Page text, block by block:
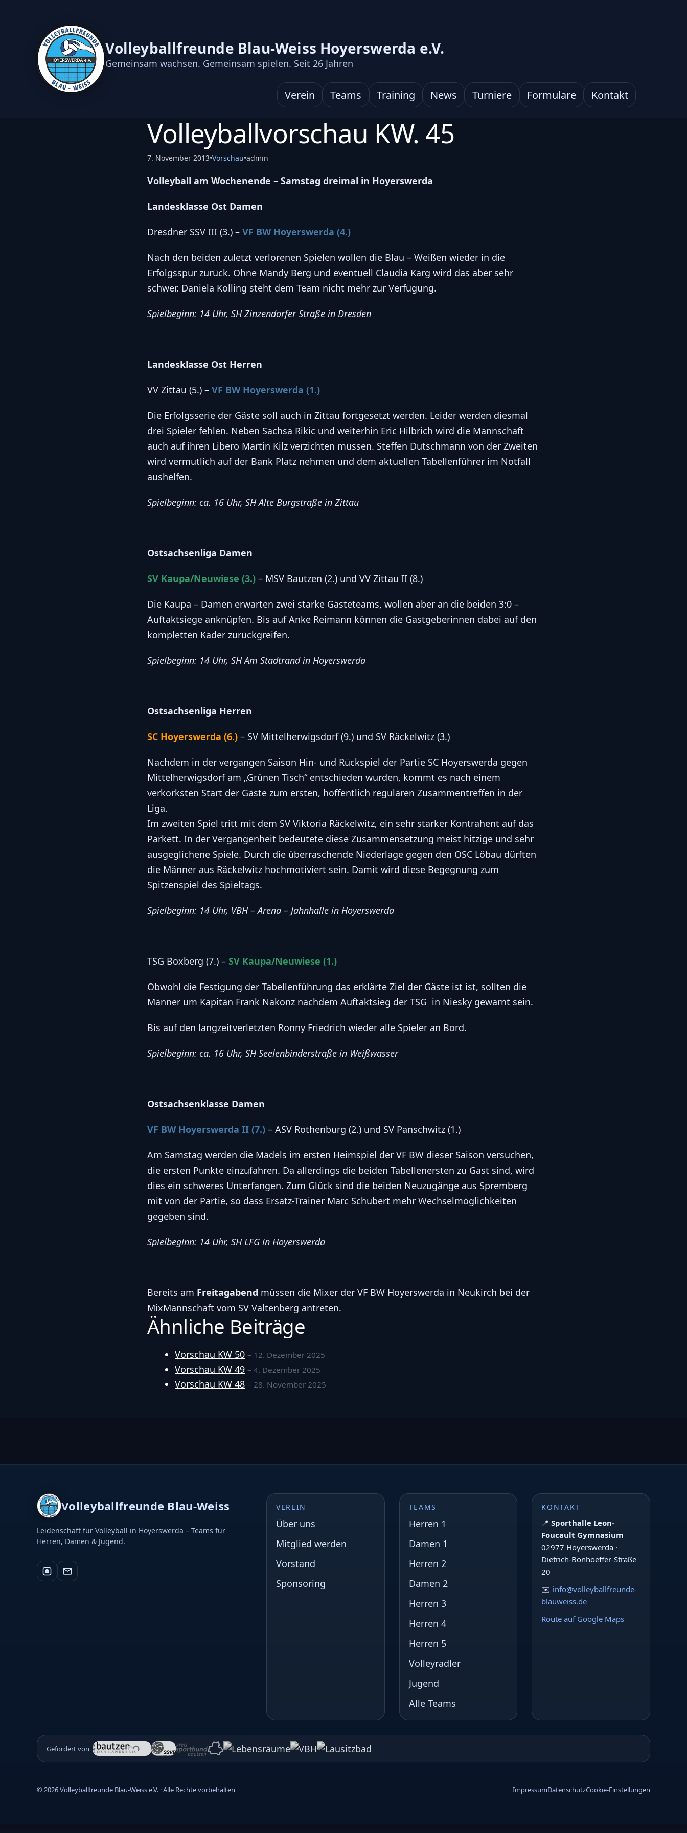
Volleyballfreunde Blau-Weiss Hoyerswerda e.V.
Gemeinsam wachsen. Gemeinsam spielen. Seit 26 Jahren
Verein Teams Training News Turniere Formulare Kontakt
Volleyballvorschau KW. 45
7. November 2013•Vorschau•admin
Volleyball am Wochenende – Samstag dreimal in Hoyerswerda
Landesklasse Ost Damen
Dresdner SSV III (3.) – VF BW Hoyerswerda (4.)
Nach den beiden zuletzt verlorenen Spielen wollen die Blau – Weißen wieder in die
Erfolgsspur zurück. Ohne Mandy Berg und eventuell Claudia Karg wird das aber sehr
schwer. Daniela Kölling steht dem Team nicht mehr zur Verfügung.
Spielbeginn: 14 Uhr, SH Zinzendorfer Straße in Dresden
Landesklasse Ost Herren
VV Zittau (5.) – VF BW Hoyerswerda (1.)
Die Erfolgsserie der Gäste soll auch in Zittau fortgesetzt werden. Leider werden diesmal
drei Spieler fehlen. Neben Sachsa Rikic und weiterhin Eric Hilbrich wird die Mannschaft
auch auf ihren Libero Martin Kilz verzichten müssen. Steffen Dutschmann von der Zweiten
wird vermutlich auf der Bank Platz nehmen und dem aktuellen Tabellenführer im Notfall
aushelfen.
Spielbeginn: ca. 16 Uhr, SH Alte Burgstraße in Zittau
Ostsachsenliga Damen
SV Kaupa/Neuwiese (3.) – MSV Bautzen (2.) und VV Zittau II (8.)
Die Kaupa – Damen erwarten zwei starke Gästeteams, wollen aber an die beiden 3:0 –
Auftaktsiege anknüpfen. Bis auf Anke Reimann können die Gastgeberinnen dabei auf den
kompletten Kader zurückgreifen.
Spielbeginn: 14 Uhr, SH Am Stadtrand in Hoyerswerda
Ostsachsenliga Herren
SC Hoyerswerda (6.) – SV Mittelherwigsdorf (9.) und SV Räckelwitz (3.)
Nachdem in der vergangen Saison Hin- und Rückspiel der Partie SC Hoyerswerda gegen
Mittelherwigsdorf am „Grünen Tisch“ entschieden wurden, kommt es nach einem
verkorksten Start der Gäste zum ersten, hoffentlich regulären Zusammentreffen in der
Liga.
Im zweiten Spiel tritt mit dem SV Viktoria Räckelwitz, ein sehr starker Kontrahent auf das
Parkett. In der Vergangenheit bedeutete diese Zusammensetzung meist hitzige und sehr
ausgeglichene Spiele. Durch die überraschende Niederlage gegen den OSC Löbau dürften
die Männer aus Räckelwitz hochmotiviert sein. Damit wird diese Begegnung zum
Spitzenspiel des Spieltags.
Spielbeginn: 14 Uhr, VBH – Arena – Jahnhalle in Hoyerswerda
TSG Boxberg (7.) – SV Kaupa/Neuwiese (1.)
Obwohl die Festigung der Tabellenführung das erklärte Ziel der Gäste ist ist, sollten die
Männer um Kapitän Frank Nakonz nachdem Auftaktsieg der TSG in Niesky gewarnt sein.
Bis auf den langzeitverletzten Ronny Friedrich wieder alle Spieler an Bord.
Spielbeginn: ca. 16 Uhr, SH Seelenbinderstraße in Weißwasser
Ostsachsenklasse Damen
VF BW Hoyerswerda II (7.) – ASV Rothenburg (2.) und SV Panschwitz (1.)
Am Samstag werden die Mädels im ersten Heimspiel der VF BW dieser Saison versuchen,
die ersten Punkte einzufahren. Da allerdings die beiden Tabellenersten zu Gast sind, wird
dies ein schweres Unterfangen. Zum Glück sind die beiden Neuzugänge aus Spremberg
mit von der Partie, so dass Ersatz-Trainer Marc Schubert mehr Wechselmöglichkeiten
gegeben sind.
Spielbeginn: 14 Uhr, SH LFG in Hoyerswerda
Bereits am Freitagabend müssen die Mixer der VF BW Hoyerswerda in Neukirch bei der
MixMannschaft vom SV Valtenberg antreten.
Ähnliche Beiträge
Vorschau KW 50 – 12. Dezember 2025
Vorschau KW 49 – 4. Dezember 2025
Vorschau KW 48 – 28. November 2025
Volleyballfreunde Blau-Weiss
Leidenschaft für Volleyball in Hoyerswerda – Teams für
Herren, Damen & Jugend.
VEREIN
Über uns
Mitglied werden
Vorstand
Sponsoring
TEAMS
Herren 1
Damen 1
Herren 2
Damen 2
Herren 3
Herren 4
Herren 5
Volleyradler
Jugend
Alle Teams
KONTAKT
📍Sporthalle Leon-
Foucault Gymnasium
02977 Hoyerswerda ·
Dietrich-Bonhoeffer-Straße
20
✉️ info@volleyballfreunde-
blauweiss.de
Route auf Google Maps
Gefördert von
©2026Volleyballfreunde Blau-Weiss e.V. · Alle Rechte vorbehalten ImpressumDatenschutzCookie-Einstellungen